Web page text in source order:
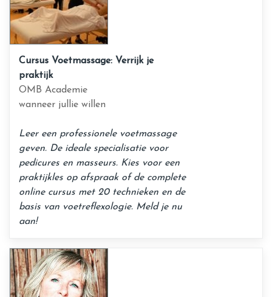
Cursus Voetmassage: Verrijk je
praktijk
OMB Academie
wanneer jullie willen
Leer een professionele voetmassage
geven. De ideale specialisatie voor
pedicures en masseurs. Kies voor een
praktijkles op afspraak of de complete
online cursus met 20 technieken en de
basis van voetreflexologie. Meld je nu
aan!